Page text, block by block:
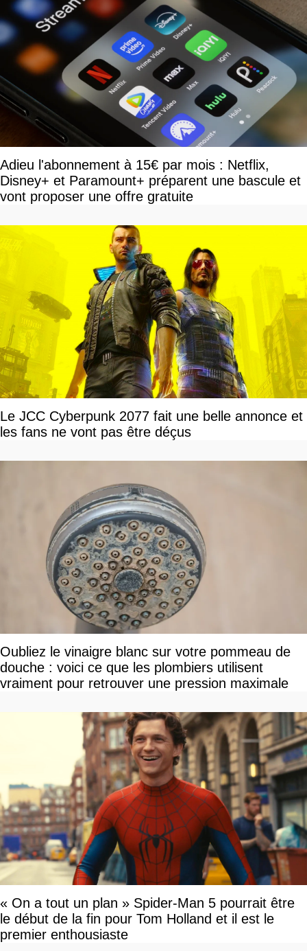
Adieu l'abonnement à 15€ par mois : Netflix,
Disney+ et Paramount+ préparent une bascule et
vont proposer une offre gratuite
Le JCC Cyberpunk 2077 fait une belle annonce et
les fans ne vont pas être déçus
Oubliez le vinaigre blanc sur votre pommeau de
douche : voici ce que les plombiers utilisent
vraiment pour retrouver une pression maximale
« On a tout un plan » Spider-Man 5 pourrait être
le début de la fin pour Tom Holland et il est le
premier enthousiaste